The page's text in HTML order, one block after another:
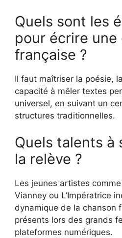
Quels sont les
pour écrire une
française ?
Il faut maîtriser la poésie,
capacité à mêler textes
universel, en suivant un
structures traditionnelles.
Quels talents à
la relève ?
Les jeunes artistes
Vianney ou L’Impératrice
dynamique de la chanson
présents lors des grands
plateformes numériques.